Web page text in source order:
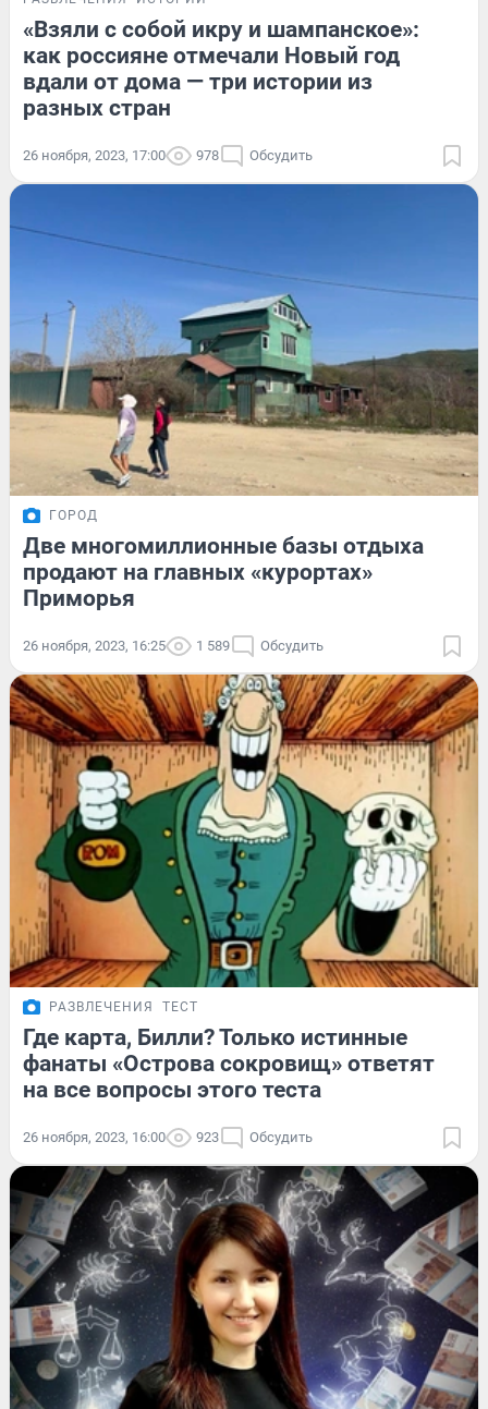
«Взяли с собой икру и шампанское»:
как россияне отмечали Новый год
вдали от дома — три истории из
разных стран
26 ноября, 2023, 17:00 978 Обсудить
ГОРОД
Две многомиллионные базы отдыха
продают на главных «курортах»
Приморья
26 ноября, 2023, 16:25 1 589 Обсудить
РАЗВЛЕЧЕНИЯ ТЕСТ
Где карта, Билли? Только истинные
фанаты «Острова сокровищ» ответят
на все вопросы этого теста
26 ноября, 2023, 16:00 923 Обсудить